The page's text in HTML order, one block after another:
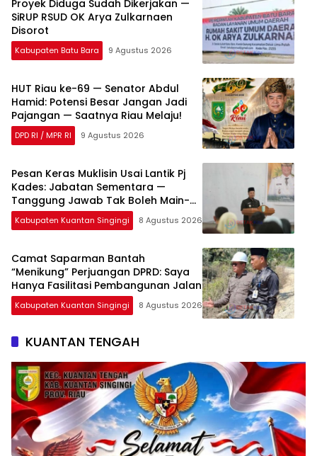
Proyek Diduga Sudah Dikerjakan —
SiRUP RSUD OK Arya Zulkarnaen
Disorot
Kabupaten Batu Bara 9 Agustus 2026
HUT Riau ke-69 — Senator Abdul
Hamid: Potensi Besar Jangan Jadi
Pajangan — Saatnya Riau Melaju!
DPD RI / MPR RI 9 Agustus 2026
Pesan Keras Muklisin Usai Lantik Pj
Kades: Jabatan Sementara —
Tanggung Jawab Tak Boleh Main-
Main!
Kabupaten Kuantan Singingi 8 Agustus 2026
Camat Saparman Bantah
“Menikung” Perjuangan DPRD: Saya
Hanya Fasilitasi Pembangunan Jalan
Kabupaten Kuantan Singingi 8 Agustus 2026
KUANTAN TENGAH